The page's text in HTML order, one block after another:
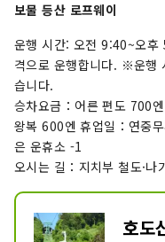
보물 등산 로프웨이
운행 시간: 오전 9:40~오
격으로 운행합니다. ※운행
습니다.
승차요금：어른 편도 700
왕복 600엔 휴업일：연중
은 운휴소 -1
오시는 길：지치부 철도·나
호도